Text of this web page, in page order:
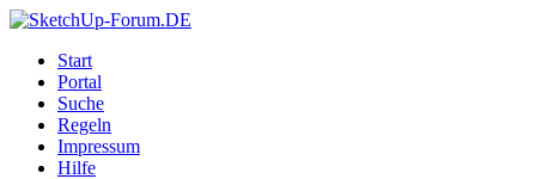
Start
Portal
Suche
Regeln
Impressum
Hilfe